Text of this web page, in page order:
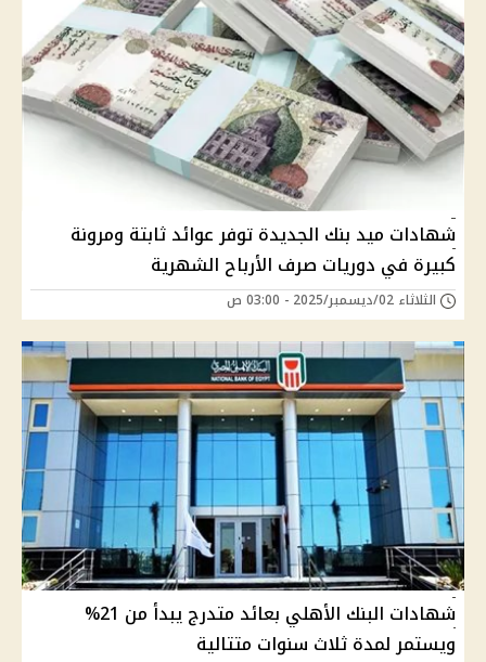
شهادات ميد بنك الجديدة توفر عوائد ثابتة ومرونة
كبيرة في دوريات صرف الأرباح الشهرية
الثلاثاء 02/ديسمبر/2025 - 03:00 ص
شهادات البنك الأهلي بعائد متدرج يبدأ من 21%
ويستمر لمدة ثلاث سنوات متتالية